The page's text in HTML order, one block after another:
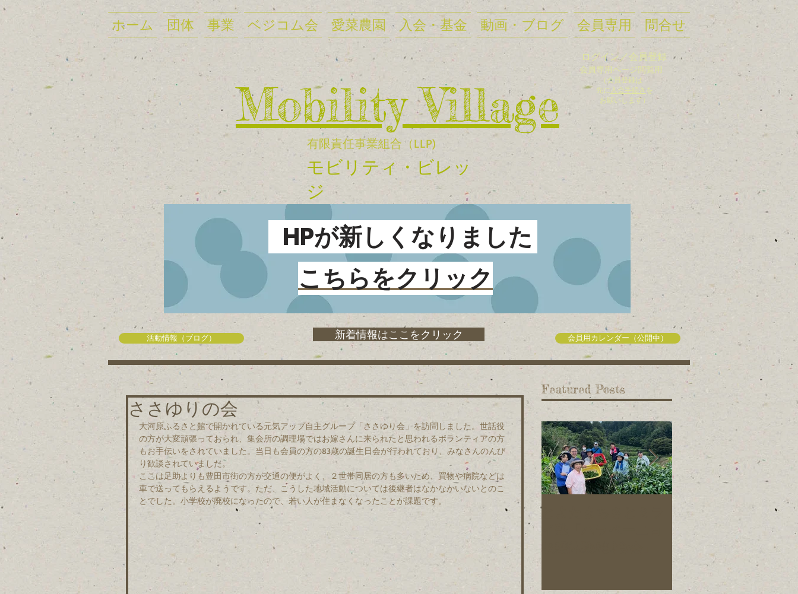
ホーム 団体 事業 ベジコム会 愛菜農園 入会・基金 動画・ブログ 会員専用 問合せ
会員専用ページ閲覧用
（会員登録は
先に 入 会手続き を
お願いします）
ログイン／会員登録
​Mobility Village
有限責任事業組合（LLP)
​モビリティ・ビレッ
ジ
HPが新しくなりました
こちらをクリック
活動情報（ブログ） 新着情報はここをクリック 会員用カレンダー（公開中）
ささゆりの会
大河原ふるさと館で開かれている元気アップ自主グループ「ささゆり会」を訪問しました。世話役
の方が大変頑張っておられ、集会所の調理場ではお嫁さんに来られたと思われるボランティアの方
もお手伝いをされていました。当日も会員の方の83歳の誕生日会が行われており、みなさんのんび
り歓談されていました。
ここは足助よりも豊田市街の方が交通の便がよく、２世帯同居の方も多いため、買物や病院などは
車で送ってもらえるようです。ただ、こうした地域活動については後継者はなかなかいないとのこ
とでした。小学校が廃校になったので、若い人が住まなくなったことが課題です。
Featured Posts
旭元気野菜プロジェ
クトの仲間を募集し
ています！